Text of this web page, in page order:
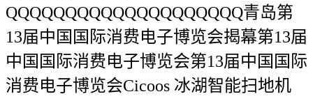
QQQQQQQQQQQQQQQQQQQQ青岛第
13届中国国际消费电子博览会揭幕第13届
中国国际消费电子博览会第13届中国国际
消费电子博览会Cicoos 冰湖智能扫地机